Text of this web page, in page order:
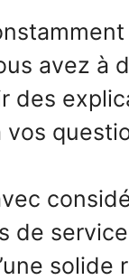
avez à
des
vos
de
solide